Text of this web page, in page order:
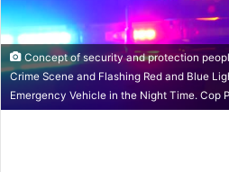
Concept of security and protection
Crime Scene and Flashing Red and Blue
Emergency Vehicle in the Night Time. Cop